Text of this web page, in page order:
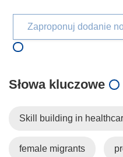
Zaproponuj dodanie
Słowa kluczowe
Skill building in
female migrants